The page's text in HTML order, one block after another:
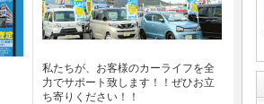
私たちが、お客様のカーライフを全
力でサポート致します！！ぜひお立
ち寄りください！！